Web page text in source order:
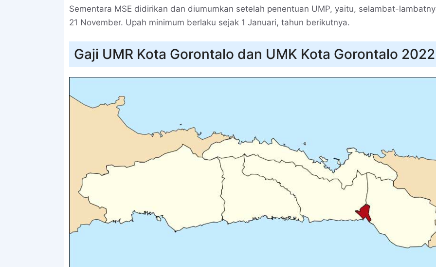
Sementara MSE didirikan dan diumumkan setelah penentuan UMP, yaitu, selambat-
21 November. Upah minimum berlaku sejak 1 Januari, tahun berikutnya.
Gaji UMR Kota Gorontalo dan UMK Kota Gorontalo 2022